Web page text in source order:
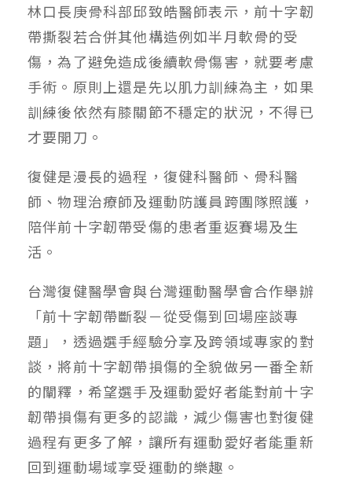
林口長庚骨科部邱致皓醫師表示，前十字韌
帶撕裂若合併其他構造例如半月軟骨的受
傷，為了避免造成後續軟骨傷害，就要考慮
手術。原則上還是先以肌力訓練為主，如果
訓練後依然有膝關節不穩定的狀況，不得已
才要開刀。
復健是漫長的過程，復健科醫師、骨科醫
師、物理治療師及運動防護員跨團隊照護，
陪伴前十字韌帶受傷的患者重返賽場及生
活。
台灣復健醫學會與台灣運動醫學會合作舉辦
「前十字韌帶斷裂－從受傷到回場座談專
題」，透過選手經驗分享及跨領域專家的對
談，將前十字韌帶損傷的全貌做另一番全新
的闡釋，希望選手及運動愛好者能對前十字
韌帶損傷有更多的認識，減少傷害也對復健
過程有更多了解，讓所有運動愛好者能重新
回到運動場域享受運動的樂趣。